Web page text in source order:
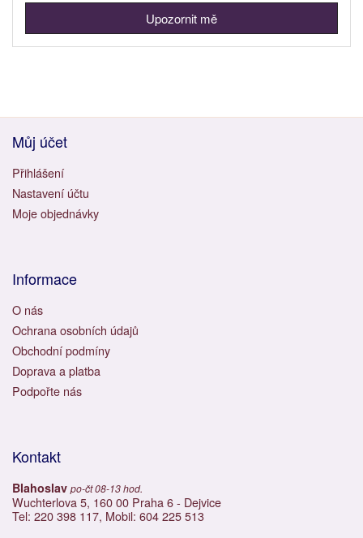
Upozornit mě
Můj účet
Přihlášení
Nastavení účtu
Moje objednávky
Informace
O nás
Ochrana osobních údajů
Obchodní podmíny
Doprava a platba
Podpořte nás
Kontakt
Blahoslav po-čt 08-13 hod.
Wuchterlova 5, 160 00 Praha 6 - Dejvice
Tel: 220 398 117, Mobil: 604 225 513